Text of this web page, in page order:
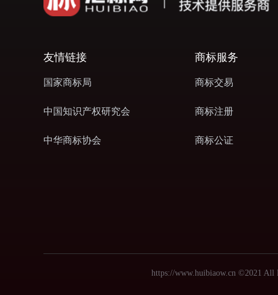
友情链接
国家商标局
中国知识产权研究会
中华商标协会
商标服务
商标交易
商标注册
商标公证
https://www.huibiaow.cn ©2021